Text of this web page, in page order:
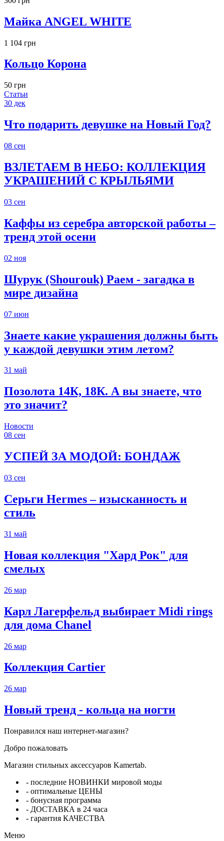
Майка ANGEL WHITE
1 104 грн
Кольцо Корона
50 грн
Статьи
30 дек
Что подарить девушке на Новый Год?
08 сен
ВЗЛЕТАЕМ В НЕБО: КОЛЛЕКЦИЯ
УКРАШЕНИЙ С КРЫЛЬЯМИ
03 сен
Каффы из серебра авторской работы –
тренд этой осени
02 ноя
Шурук (Shourouk) Раем - загадка в
мире дизайна
07 июн
Знаете какие украшения должны быть
у каждой девушки этим летом?
31 май
Позолота 14К, 18К. А вы знаете, что
это значит?
Новости
08 сен
УСПЕЙ ЗА МОДОЙ: БОНДАЖ
03 сен
Серьги Hermes – изысканность и
стиль
31 май
Новая коллекция "Хард Рок" для
смелых
26 мар
Карл Лагерфельд выбирает Midi rings
для дома Chanel
26 мар
Коллекция Cartier
26 мар
Новый тренд - кольца на ногти
Понравился наш интернет-магазин?
Добро пожаловать
Магазин стильных аксессуаров Kamertab.
- последние НОВИНКИ мировой моды
- оптимальные ЦЕНЫ
- бонусная программа
- ДОСТАВКА в 24 часа
- гарантия КАЧЕСТВА
Меню